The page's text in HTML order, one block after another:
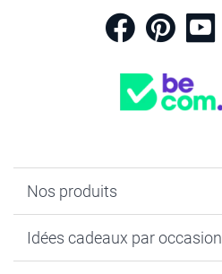
Nos produits
Cadeaux photo
Idées cadeaux par occasion